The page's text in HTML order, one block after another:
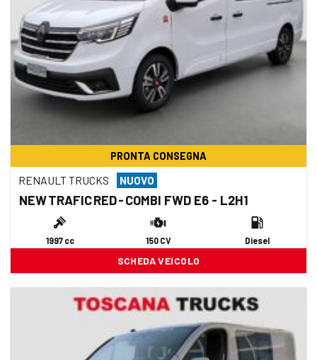
PRONTA CONSEGNA
RENAULT TRUCKS NUOVO
NEW TRAFIC RED - COMBI FWD E6 - L2H1
1997 cc 150 CV Diesel
SCHEDA VEICOLO